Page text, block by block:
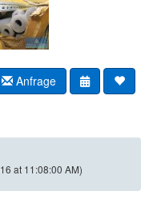
Anfrage
at 11:08:00 AM)